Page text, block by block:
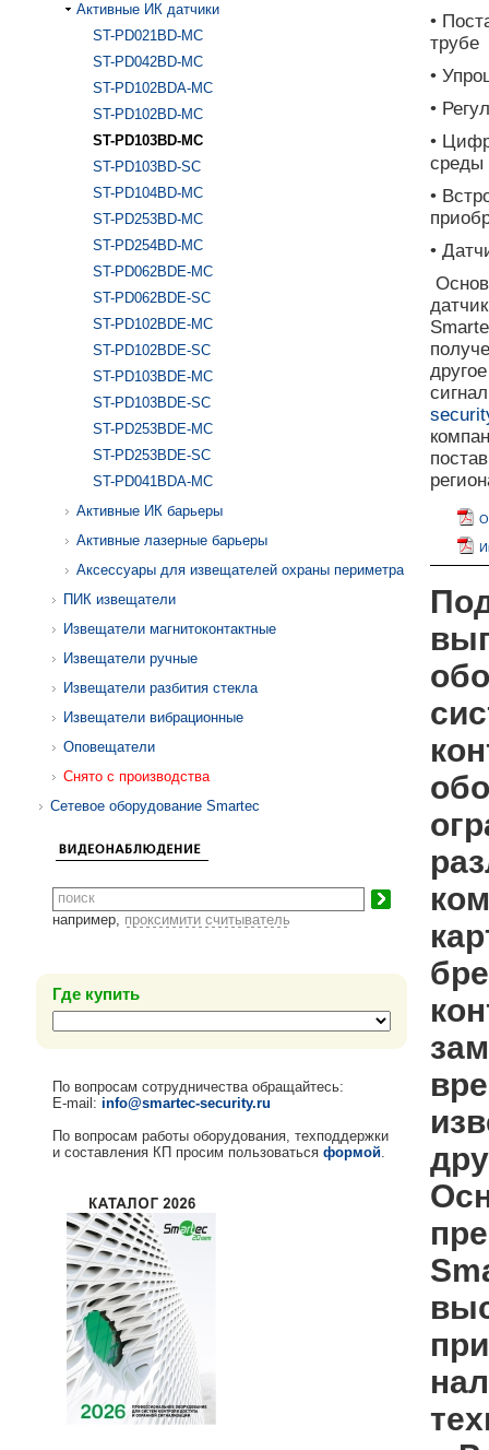
Активные ИК датчики
ST-PD021BD-MC
ST-PD042BD-MC
ST-PD102BDA-MC
ST-PD102BD-MC
ST-PD103BD-MC
ST-PD103BD-SC
ST-PD104BD-MC
ST-PD253BD-MC
ST-PD254BD-MC
ST-PD062BDE-MC
ST-PD062BDE-SC
ST-PD102BDE-MC
ST-PD102BDE-SC
ST-PD103BDE-MC
ST-PD103BDE-SC
ST-PD253BDE-MC
ST-PD253BDE-SC
ST-PD041BDA-MC
Активные ИК барьеры
Активные лазерные барьеры
Аксессуары для извещателей охраны периметра
ПИК извещатели
Извещатели магнитоконтактные
Извещатели ручные
Извещатели разбития стекла
Извещатели вибрационные
Оповещатели
Снято с производства
Сетевое оборудование Smartec
например, проксимити считыватель
Где купить
По вопросам сотрудничества обращайтесь:
E-mail: info@smartec-security.ru
По вопросам работы оборудования, техподдержки
и составления КП просим пользоваться формой
•
трубе
•
•
•
среды
•
•